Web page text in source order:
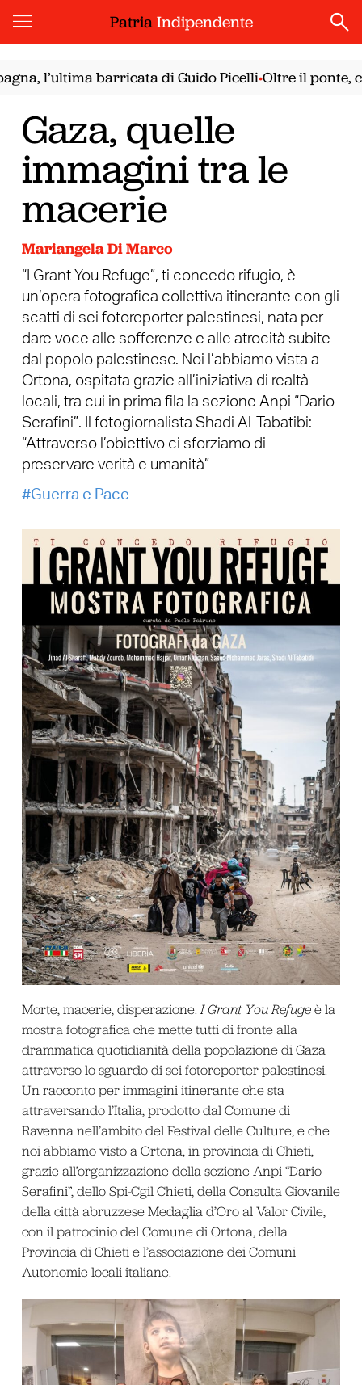
PatriaIndipendente
l’ultima barricata di Guido Picelli•Oltre il ponte, con
Gaza, quelle
immagini tra le
macerie
Mariangela Di Marco
“I Grant You Refuge”, ti concedo rifugio, è
un’opera fotografica collettiva itinerante con gli
scatti di sei fotoreporter palestinesi, nata per
dare voce alle sofferenze e alle atrocità subite
dal popolo palestinese. Noi l’abbiamo vista a
Ortona, ospitata grazie all’iniziativa di realtà
locali, tra cui in prima fila la sezione Anpi “Dario
Serafini”. Il fotogiornalista Shadi Al-Tabatibi:
“Attraverso l’obiettivo ci sforziamo di
preservare verità e umanità”
Guerra e Pace
Morte, macerie, disperazione. I Grant You Refugeè la
mostra fotografica che mette tutti di fronte alla
drammatica quotidianità della popolazione di Gaza
attraverso lo sguardo di sei fotoreporter palestinesi.
Un racconto per immagini itinerante che sta
attraversando l’Italia, prodotto dal Comune di
Ravenna nell’ambito del Festival delle Culture, e che
noi abbiamo visto a Ortona, in provincia di Chieti,
grazie all’organizzazione della sezione Anpi “Dario
Serafini”, dello Spi-Cgil Chieti, della Consulta Giovanile
della città abruzzese Medaglia d’Oro al Valor Civile,
con il patrocinio del Comune di Ortona, della
Provincia di Chieti e l’associazione dei Comuni
Autonomie locali italiane.